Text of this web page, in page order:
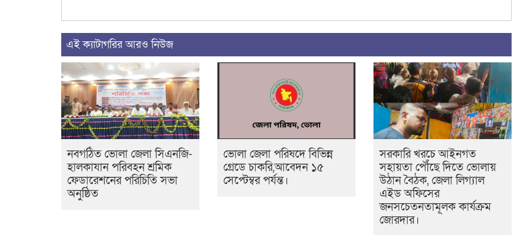
এই ক্যাটাগরির আরও নিউজ
নবগঠিত ভোলা জেলা সিএনজি-
হালকাযান পরিবহন শ্রমিক
ফেডারেশনের পরিচিতি সভা
অনুষ্ঠিত
ভোলা জেলা পরিষদে বিভিন্ন
গ্রেডে চাকরি,আবেদন ১৫
সেপ্টেম্বর পর্যন্ত।
সরকারি খরচে আইনগত
সহায়তা পৌঁছে দিতে ভোলায়
উঠান বৈঠক, জেলা লিগ্যাল
এইড অফিসের
জনসচেতনতামূলক কার্যক্রম
জোরদার।